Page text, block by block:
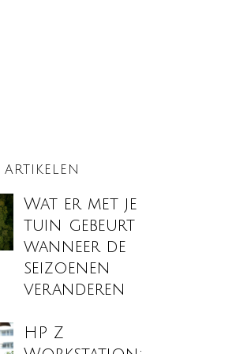
ARTIKELEN
Wat er met je
tuin gebeurt
wanneer de
seizoenen
veranderen
HP Z